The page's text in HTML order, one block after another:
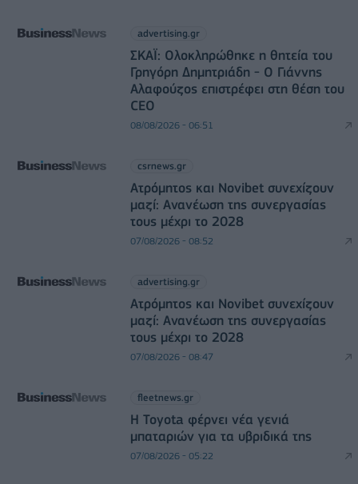
advertising.gr
ΣΚΑΪ: Ολοκληρώθηκε η θητεία του
Γρηγόρη Δημητριάδη - Ο Γιάννης
Αλαφούζος επιστρέφει στη θέση του
CEO
08/08/2026 - 06:51
csrnews.gr
Ατρόμητος και Novibet συνεχίζουν
μαζί: Ανανέωση της συνεργασίας
τους μέχρι το 2028
07/08/2026 - 08:52
advertising.gr
Ατρόμητος και Novibet συνεχίζουν
μαζί: Ανανέωση της συνεργασίας
τους μέχρι το 2028
07/08/2026 - 08:47
fleetnews.gr
Η Toyota φέρνει νέα γενιά
μπαταριών για τα υβριδικά της
07/08/2026 - 05:22